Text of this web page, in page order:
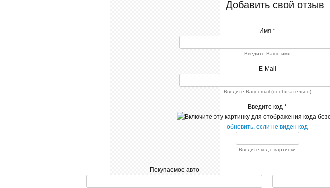
Добавить свой отзыв
Имя *
Введите Ваше имя
E-Mail
Введите Ваш email (необязательно)
Введите код *
обновить, если не виден код
Введите код с картинки
Покупаемое авто